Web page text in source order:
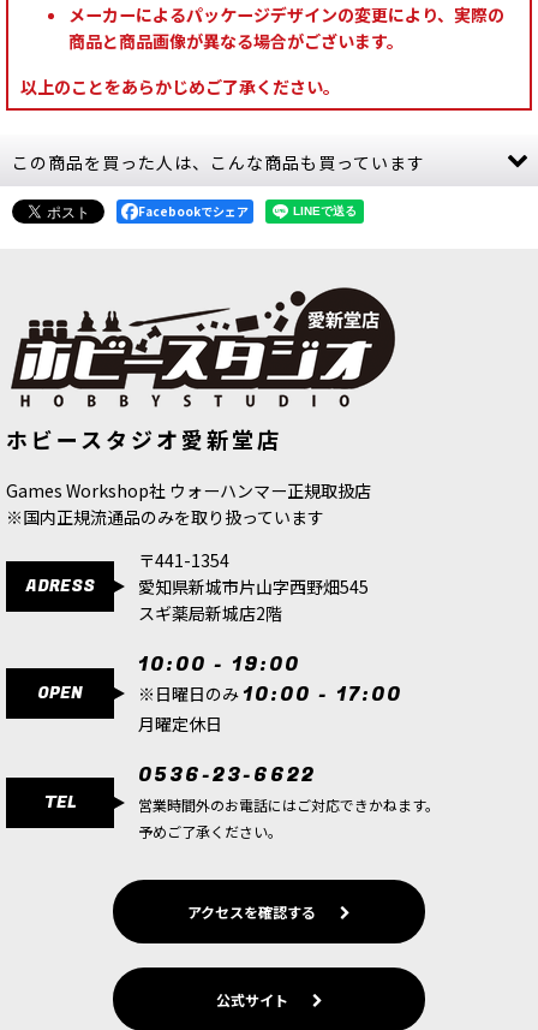
メーカーによるパッケージデザインの変更により、実際の
商品と商品画像が異なる場合がございます。
以上のことをあらかじめご了承ください。
この商品を買った人は、こんな商品も買っています
1【人工毛】[ B02001 ]
プルトーン
Facebookでシェア
ホビースタジオ愛新堂店
Games Workshop社 ウォーハンマー正規取扱店
※国内正規流通品のみを取り扱っています
ADRESS
〒441-1354
愛知県新城市片山字西野畑545
スギ薬局新城店2階
OPEN
10:00 - 19:00
※日曜日のみ 10:00 - 17:00
月曜定休日
TEL
0536-23-6622
営業時間外のお電話にはご対応できかねます。
予めご了承ください。
アクセスを確認する
公式サイト